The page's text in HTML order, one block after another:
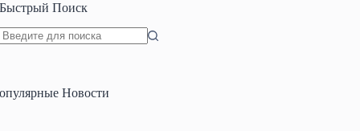
Быстрый Поиск
Новости